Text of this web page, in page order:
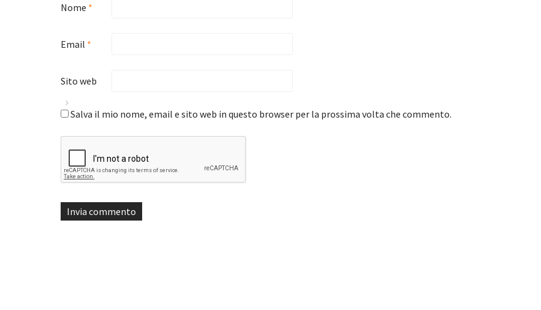
Nome *
Email *
Sito web
Salva il mio nome, email e sito web in questo browser per la prossima volta che commento.